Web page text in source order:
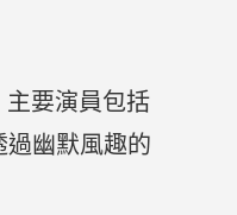
主要演員包括
過幽默風趣的